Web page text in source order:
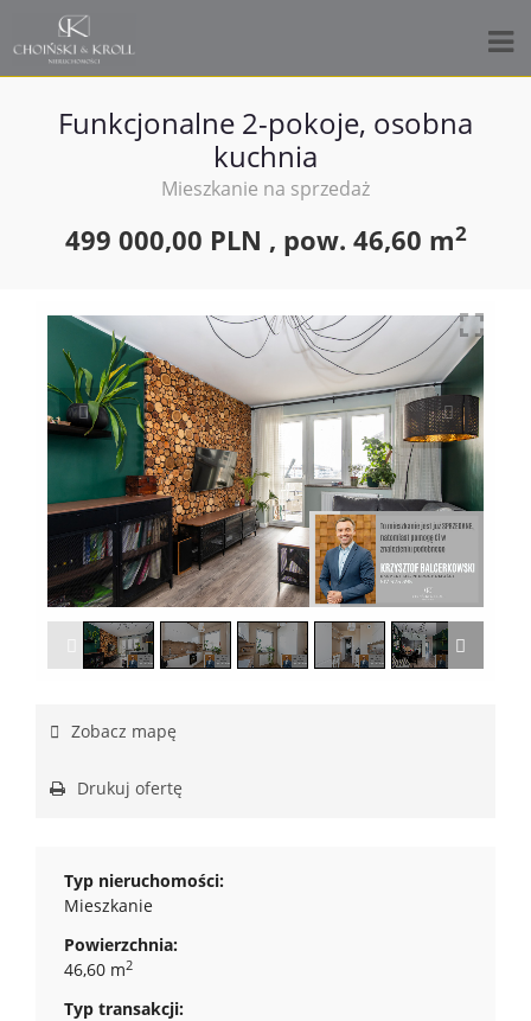
Funkcjonalne 2-pokoje, osobna
kuchnia
Mieszkanie na sprzedaż
499 000,00 PLN , pow. 46,60 m2
1 15
Zobacz mapę
Drukuj ofertę
Typ nieruchomości:
Mieszkanie
Powierzchnia:
46,60 m2
Typ transakcji: